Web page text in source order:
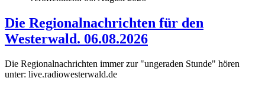
Die Regionalnachrichten für den
Westerwald. 06.08.2026
Die Regionalnachrichten immer zur "ungeraden Stunde" hören
unter: live.radiowesterwald.de